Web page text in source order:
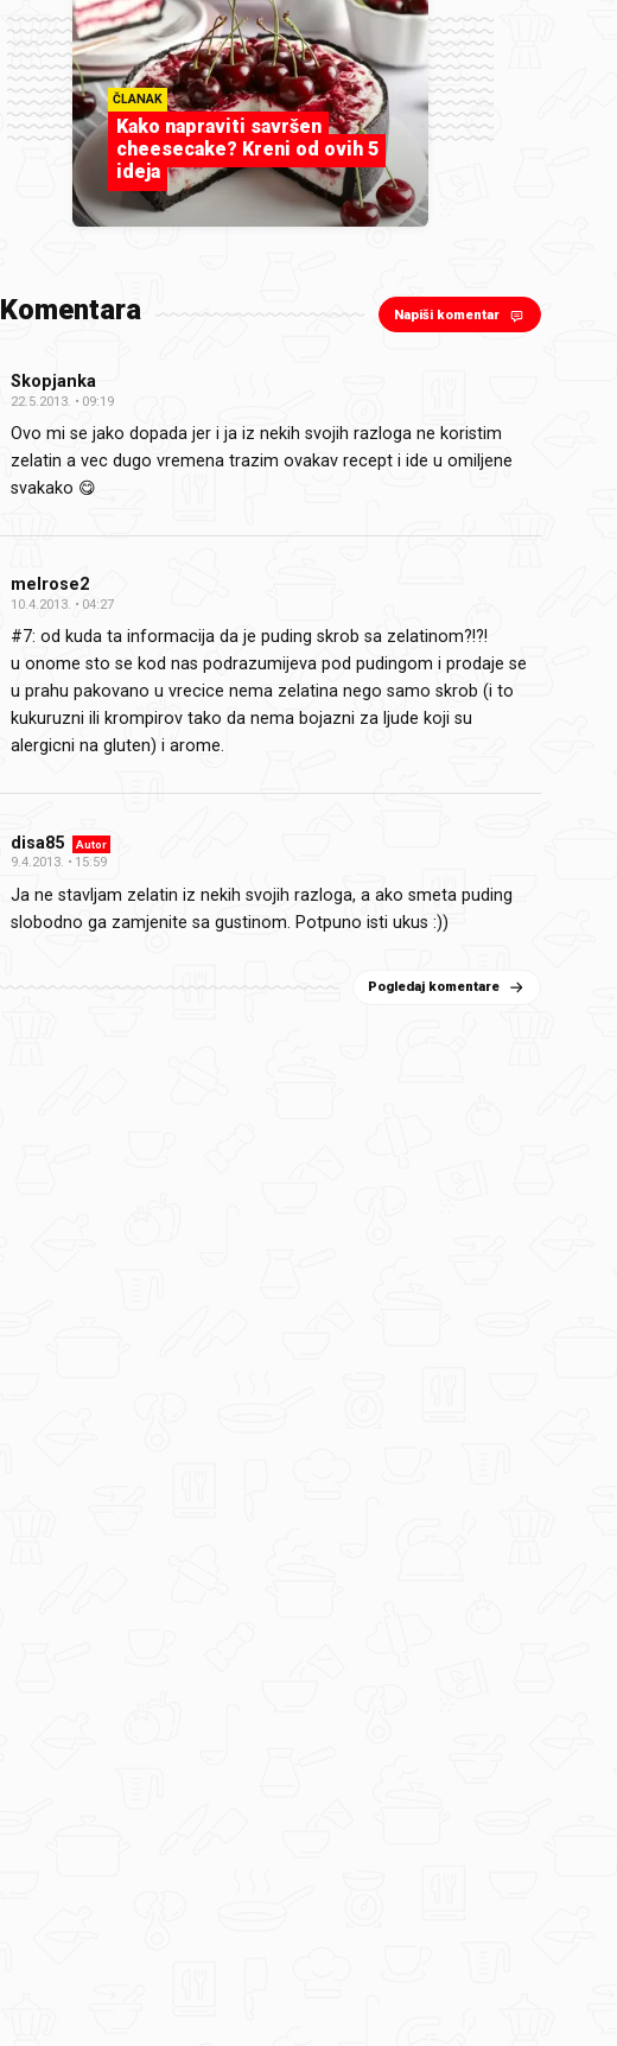
ČLANAK
Kako napraviti savršen
cheesecake? Kreni od ovih 5
ideja
Komentara Napiši komentar
Skopjanka
22.5.2013. 09:19
Ovo mi se jako dopada jer i ja iz nekih svojih razloga ne koristim
zelatin a vec dugo vremena trazim ovakav recept i ide u omiljene
svakako 😋
melrose2
10.4.2013. 04:27
#7: od kuda ta informacija da je puding skrob sa zelatinom?!?!
u onome sto se kod nas podrazumijeva pod pudingom i prodaje se
u prahu pakovano u vrecice nema zelatina nego samo skrob (i to
kukuruzni ili krompirov tako da nema bojazni za ljude koji su
alergicni na gluten) i arome.
disa85 Autor
9.4.2013. 15:59
Ja ne stavljam zelatin iz nekih svojih razloga, a ako smeta puding
slobodno ga zamjenite sa gustinom. Potpuno isti ukus :))
Pogledaj komentare